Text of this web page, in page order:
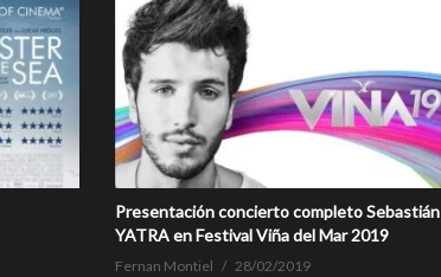
Presentación concierto completo Sebastián
YATRA en Festival Viña del Mar 2019
Fernan Montiel 28/02/2019